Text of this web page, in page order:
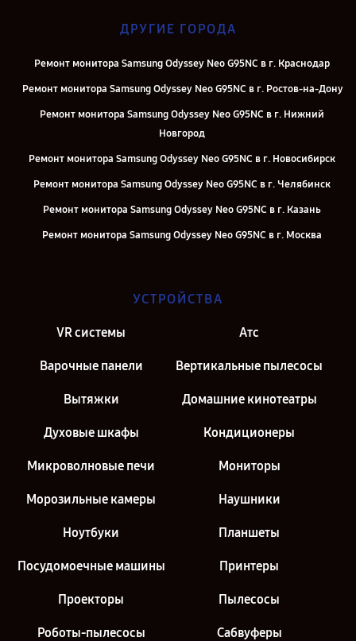
ДРУГИЕ ГОРОДА
Ремонт монитора Samsung Odyssey Neo G95NC в г. Краснодар
Ремонт монитора Samsung Odyssey Neo G95NC в г. Ростов-на-Дону
Ремонт монитора Samsung Odyssey Neo G95NC в г. Нижний
Новгород
Ремонт монитора Samsung Odyssey Neo G95NC в г. Новосибирск
Ремонт монитора Samsung Odyssey Neo G95NC в г. Челябинск
Ремонт монитора Samsung Odyssey Neo G95NC в г. Казань
Ремонт монитора Samsung Odyssey Neo G95NC в г. Москва
УСТРОЙСТВА
VR системы Атс
Варочные панели Вертикальные пылесосы
Вытяжки Домашние кинотеатры
Духовые шкафы Кондиционеры
Микроволновые печи Мониторы
Морозильные камеры Наушники
Ноутбуки Планшеты
Посудомоечные машины Принтеры
Проекторы Пылесосы
Роботы-пылесосы Сабвуферы